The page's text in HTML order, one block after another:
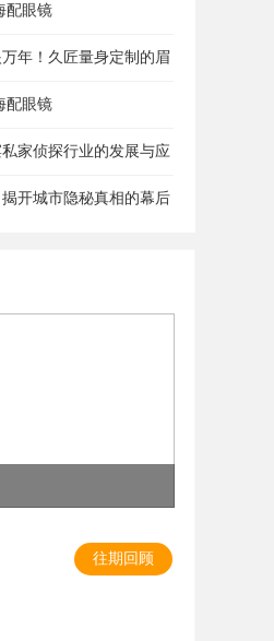
配眼镜
年！久匠量身定制的眉
脸的点睛之笔！淡颜系
配眼镜
家侦探行业的发展与应
开城市隐秘真相的幕后
往期回顾